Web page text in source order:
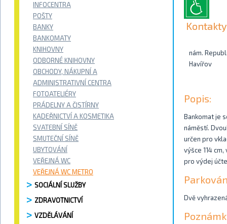
INFOCENTRA
POŠTY
BANKY
BANKOMATY
KNIHOVNY
ODBORNÉ KNIHOVNY
OBCHODY, NÁKUPNÍ A
ADMINISTRATIVNÍ CENTRA
FOTOATELIÉRY
PRÁDELNY A ČISTÍRNY
KADEŘNICTVÍ A KOSMETIKA
SVATEBNÍ SÍNĚ
SMUTEČNÍ SÍNĚ
UBYTOVÁNÍ
VEŘEJNÁ WC
VEŘEJNÁ WC METRO
SOCIÁLNÍ SLUŽBY
ZDRAVOTNICTVÍ
VZDĚLÁVÁNÍ
Kontakty
nám.
Havířov
Popis:
Bankomat je
náměstí.
určen pro
výšce 114
pro výdej
Dvě